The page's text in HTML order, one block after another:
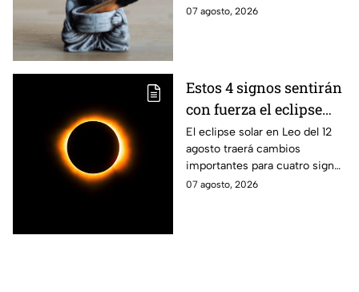
pueden ayudarte a soltar lo
07 agosto, 2026
Estos 4 signos sentirán
con fuerza el eclipse
solar del 12 de agosto
El eclipse solar en Leo del 12
agosto traerá cambios
importantes para cuatro signos
del zodiaco, que podrían
07 agosto, 2026